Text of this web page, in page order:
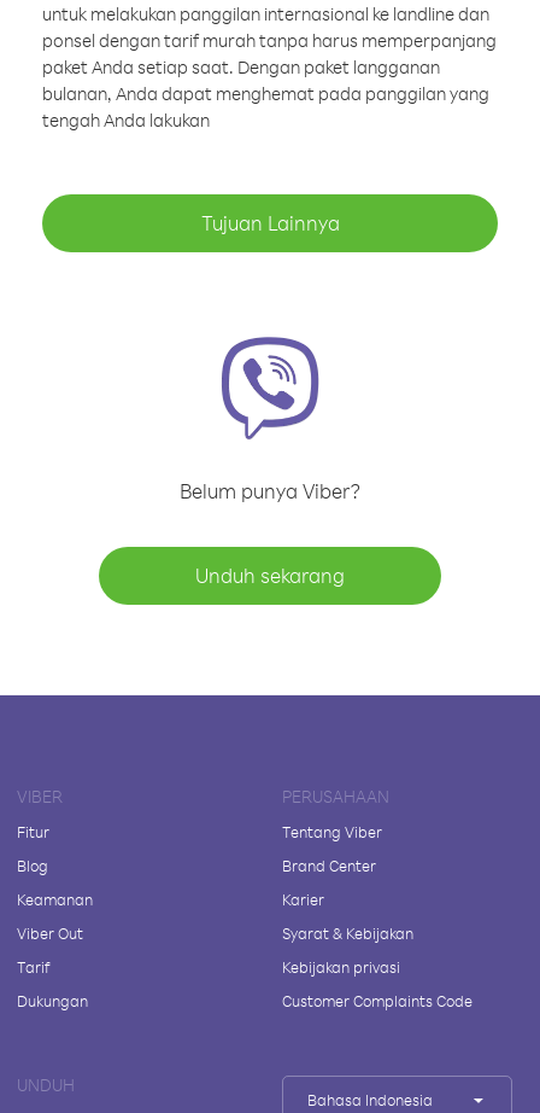
untuk melakukan panggilan internasional ke landline dan
ponsel dengan tarif murah tanpa harus memperpanjang
paket Anda setiap saat. Dengan paket langganan
bulanan, Anda dapat menghemat pada panggilan yang
tengah Anda lakukan
Tujuan Lainnya
Belum punya Viber?
Unduh sekarang
VIBER
Fitur
Blog
Keamanan
Viber Out
Tarif
Dukungan
PERUSAHAAN
Tentang Viber
Brand Center
Karier
Syarat & Kebijakan
Kebijakan privasi
Customer Complaints Code
UNDUH
Bahasa Indonesia